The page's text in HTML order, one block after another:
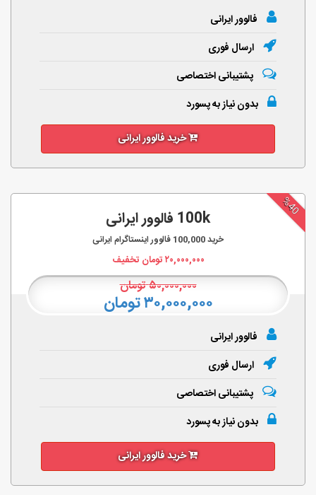
فالوور ایرانی
ارسال فوری
پشتیبانی اختصاصی
بدون نیاز به پسورد
خرید فالوور ایرانی
%40
100k فالوور ایرانی
خرید100,000 فالوور اینستاگرام ایرانی
۲۰,۰۰۰,۰۰۰تومان تخفیف
۵۰,۰۰۰,۰۰۰تومان
۳۰,۰۰۰,۰۰۰ تومان
فالوور ایرانی
ارسال فوری
پشتیبانی اختصاصی
بدون نیاز به پسورد
خرید فالوور ایرانی